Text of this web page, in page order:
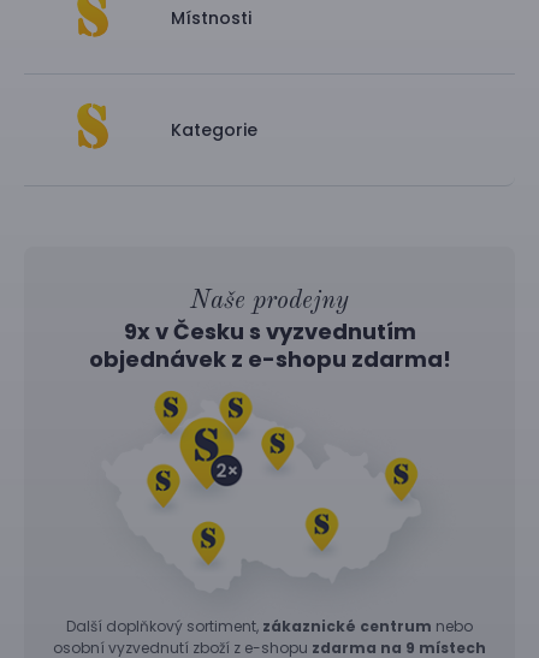
Místnosti
Kategorie
Naše prodejny
9x v Česku s vyzvednutím
objednávek z e-shopu zdarma!
Další doplňkový sortiment, zákaznické centrum nebo
osobní vyzvednutí zboží z e-shopu zdarma na 9 místech